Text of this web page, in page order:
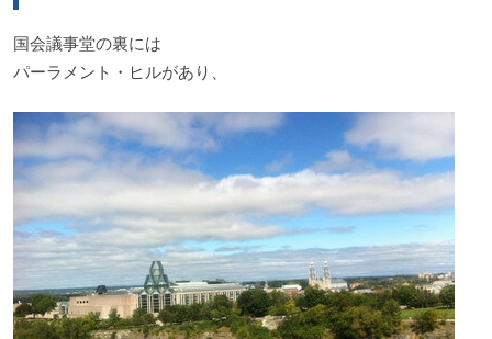
国会議事堂の裏には
パーラメント・ヒルがあり、